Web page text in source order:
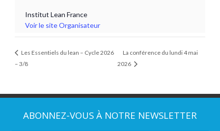
Institut Lean France
Voir le site Organisateur
Les Essentiels du lean – Cycle 2026
– 3/8
La conférence du lundi 4 mai
2026
ABONNEZ-VOUS À NOTRE NEWSLETTER